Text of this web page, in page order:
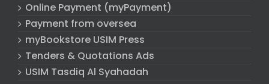
Online Payment (myPayment)
Payment from oversea
myBookstore USIM Press
Tenders & Quotations Ads
USIM Tasdiq Al Syahadah